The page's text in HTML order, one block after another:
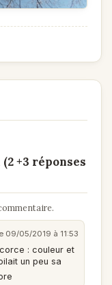
+3 réponses
09/05/2019 à 11:53
: couleur et
un peu sa